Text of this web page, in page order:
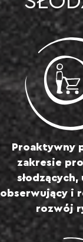
Proaktywny
zakresie
słodzących,
obserwujący i
rozwój